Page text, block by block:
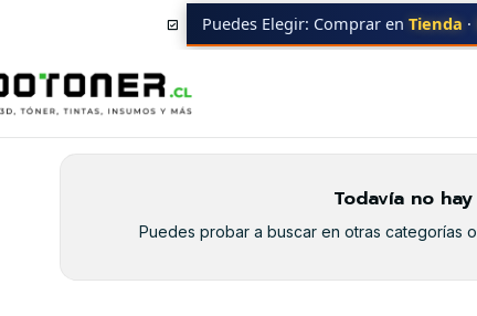
Puedes Elegir: Comprar en Tienda ·
Equipos RICOH MP-5627
Todavía no
Puedes probar a buscar en otras categorías